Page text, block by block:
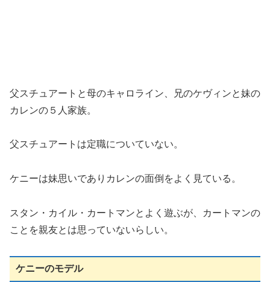
父スチュアートと母のキャロライン、兄のケヴィンと妹の
カレンの５人家族。
父スチュアートは定職についていない。
ケニーは妹思いでありカレンの面倒をよく見ている。
スタン・カイル・カートマンとよく遊ぶが、カートマンの
ことを親友とは思っていないらしい。
ケニーのモデル